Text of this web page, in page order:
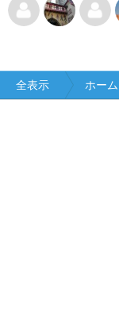
全表示 ホーム